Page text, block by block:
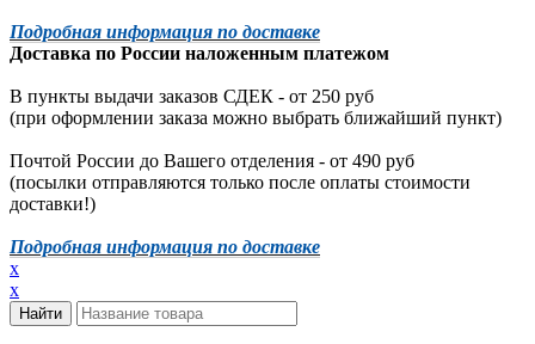
Подробная информация по доставке
Доставка по России наложенным платежом
В пункты выдачи заказов СДЕК - от 250 руб
(при оформлении заказа можно выбрать ближайший пункт)
Почтой России до Вашего отделения - от 490 руб
(посылки отправляются только после оплаты стоимости
доставки!)
Подробная информация по доставке
x
x